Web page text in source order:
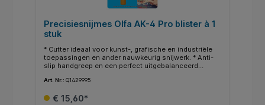
Precisiesnijmes Olfa AK-4 Pro blister à 1
stuk
* Cutter ideaal voor kunst-, grafische en industriële
toepassingen en ander nauwkeurig snijwerk. * Anti-
slip handgreep en een perfect uitgebalanceerd
Penmodel. * Geschikt voor links- en rechtshandigen.
Vervangmes: KB-4, S, KB-4 R en KB-4 F.
Art. Nr.: Q1429995
€ 15,60*